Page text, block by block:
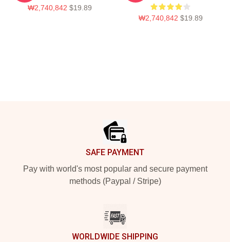
₩2,740,842 $19.89
₩2,740,842 $19.89
SAFE PAYMENT
Pay with world's most popular and secure payment
methods (Paypal / Stripe)
WORLDWIDE SHIPPING